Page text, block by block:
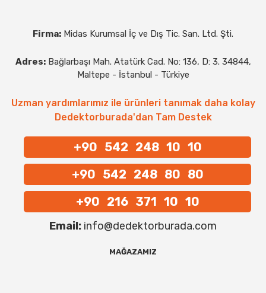
Firma: Midas Kurumsal İç ve Dış Tic. San. Ltd. Şti.
Adres: Bağlarbaşı Mah. Atatürk Cad. No: 136, D: 3. 34844,
Maltepe - İstanbul - Türkiye
Uzman yardımlarımız ile ürünleri tanımak daha kolay
Dedektorburada'dan Tam Destek
+90 542 248 10 10
+90 542 248 80 80
+90 216 371 10 10
Email: info@dedektorburada.com
MAĞAZAMIZ